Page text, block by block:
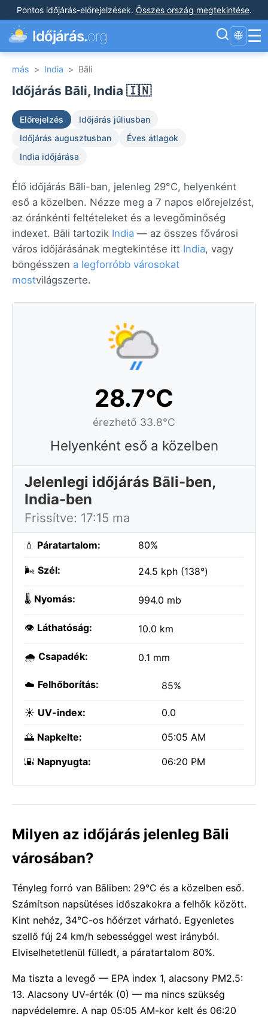
Pontos időjárás-előrejelzések. Összes ország megtekintése.
Időjárás.org 🌐 ☰
más > India > Bāli
Időjárás Bāli, India 🇮🇳
Előrejelzés
Időjárás júliusban
Időjárás augusztusban
Éves átlagok
India időjárása
Élő időjárás Bāli-ban, jelenleg 29°C, helyenként
eső a közelben. Nézze meg a 7 napos előrejelzést,
az óránkénti feltételeket és a levegőminőség
indexet. Bāli tartozik India — az összes fővárosi
város időjárásának megtekintése itt India, vagy
böngésszen a legforróbb városokat
mostvilágszerte.
28.7°C
érezhető 33.8°C
Helyenként eső a közelben
Jelenlegi időjárás Bāli-ben,
India-ben
Frissítve: 17:15 ma
💧 Páratartalom: 80%
🌬️ Szél: 24.5 kph (138°)
🌡️ Nyomás: 994.0 mb
👁️ Láthatóság: 10.0 km
🌧️ Csapadék: 0.1 mm
☁️ Felhőborítás: 85%
☀️ UV-index: 0.0
🌅 Napkelte: 05:05 AM
🌇 Napnyugta: 06:20 PM
Milyen az időjárás jelenleg Bāli
városában?
Tényleg forró van Bāliben: 29°C és a közelben eső.
Számítson napsütéses időszakokra a felhők között.
Kint nehéz, 34°C-os hőérzet várható. Egyenletes
szellő fúj 24 km/h sebességgel west irányból.
Elviselhetetlenül fülledt, a páratartalom 80%.
Ma tiszta a levegő — EPA index 1, alacsony PM2.5:
13. Alacsony UV-érték (0) — ma nincs szükség
napvédelemre. A nap 05:05 AM-kor kelt és 06:20